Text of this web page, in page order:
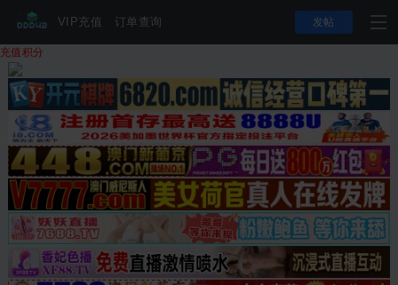
VIP充值 订单查询 发帖
充值积分